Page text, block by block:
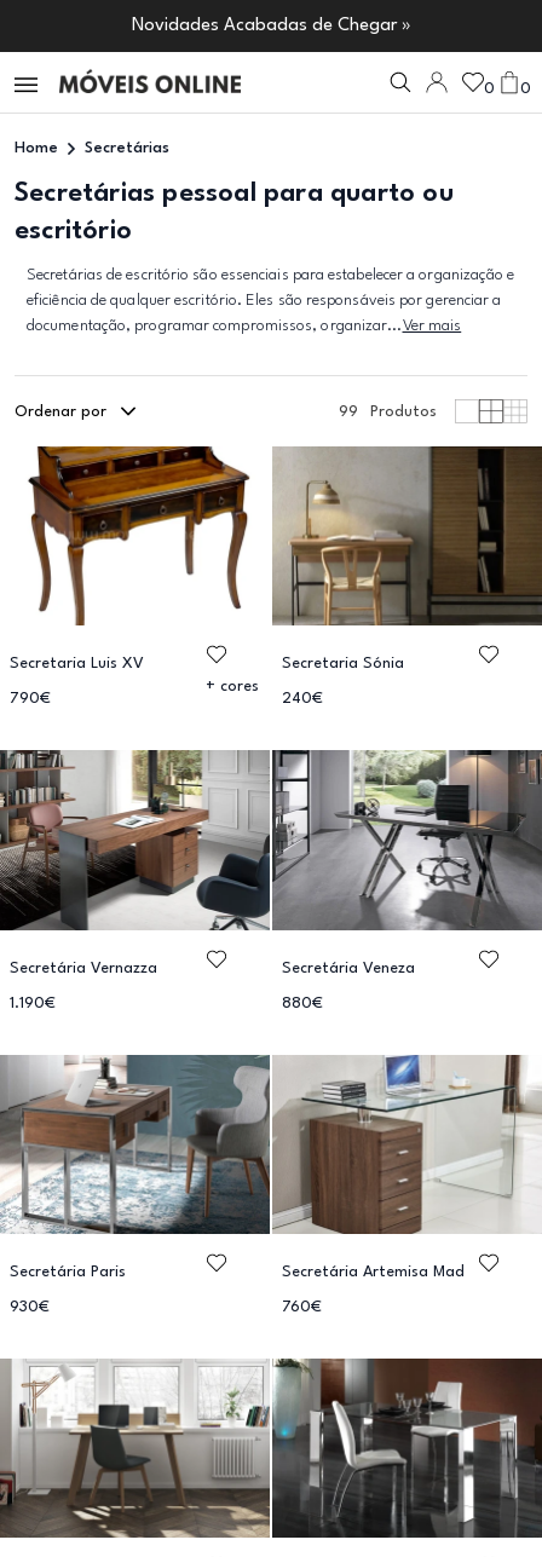
Novidades Acabadas de Chegar »
0 0
Home Secretárias
Secretárias pessoal para quarto ou
escritório
Secretárias de escritório são essenciais para estabelecer a organização e
eficiência de qualquer escritório. Eles são responsáveis por gerenciar a
documentação, programar compromissos, organizar...Ver mais
Ordenar por 99 Produtos
Secretaria Luis XV
790€
+ cores
Secretaria Sónia
240€
Secretária Vernazza
1.190€
Secretária Veneza
880€
Secretária Paris
930€
Secretária Artemisa Mad
760€